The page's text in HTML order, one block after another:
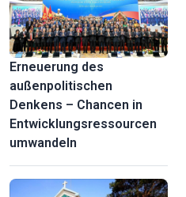
Erneuerung des
außenpolitischen
Denkens – Chancen in
Entwicklungsressourcen
umwandeln